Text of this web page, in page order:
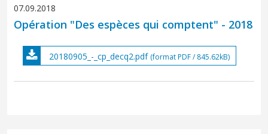
07.09.2018
Opération "Des espèces qui comptent" - 2018
20180905_-_cp_decq2.pdf (format PDF / 845.62kB)